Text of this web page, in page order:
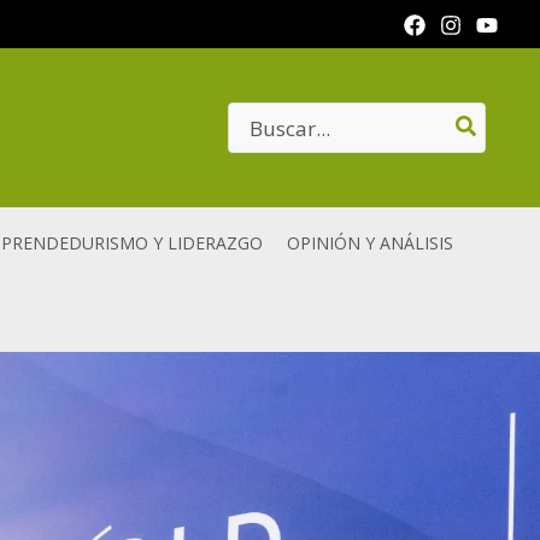
Search
for:
Y LIDERAZGO OPINIÓN Y ANÁLISIS